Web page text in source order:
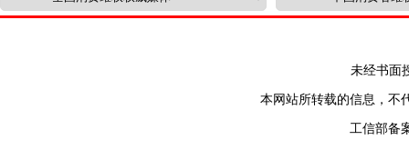
未经书面
本网站所转载的信息，不
工信部备